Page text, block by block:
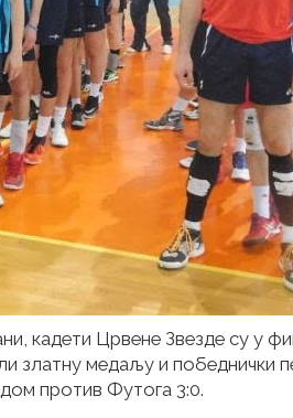
кадети Црвене Звезде су у
златну медаљу и победнички
против Футога 3:0.